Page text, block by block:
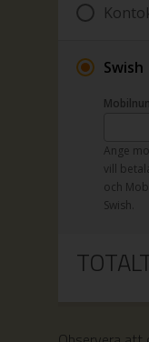
Swish
Ange
vill
och
Swish.